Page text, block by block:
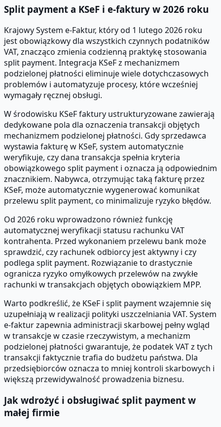
Split payment a KSeF i e-faktury w 2026 roku
Krajowy System e-Faktur, który od 1 lutego 2026 roku
jest obowiązkowy dla wszystkich czynnych podatników
VAT, znacząco zmienia codzienną praktykę stosowania
split payment. Integracja KSeF z mechanizmem
podzielonej płatności eliminuje wiele dotychczasowych
problemów i automatyzuje procesy, które wcześniej
wymagały ręcznej obsługi.
W środowisku KSeF faktury ustrukturyzowane zawierają
dedykowane pola dla oznaczenia transakcji objętych
mechanizmem podzielonej płatności. Gdy sprzedawca
wystawia fakturę w KSeF, system automatycznie
weryfikuje, czy dana transakcja spełnia kryteria
obowiązkowego split payment i oznacza ją odpowiednim
znacznikiem. Nabywca, otrzymując taką fakturę przez
KSeF, może automatycznie wygenerować komunikat
przelewu split payment, co minimalizuje ryzyko błędów.
Od 2026 roku wprowadzono również funkcję
automatycznej weryfikacji statusu rachunku VAT
kontrahenta. Przed wykonaniem przelewu bank może
sprawdzić, czy rachunek odbiorcy jest aktywny i czy
podlega split payment. Rozwiązanie to drastycznie
ogranicza ryzyko omyłkowych przelewów na zwykłe
rachunki w transakcjach objętych obowiązkiem MPP.
Warto podkreślić, że KSeF i split payment wzajemnie się
uzupełniają w realizacji polityki uszczelniania VAT. System
e-faktur zapewnia administracji skarbowej pełny wgląd
w transakcje w czasie rzeczywistym, a mechanizm
podzielonej płatności gwarantuje, że podatek VAT z tych
transakcji faktycznie trafia do budżetu państwa. Dla
przedsiębiorców oznacza to mniej kontroli skarbowych i
większą przewidywalność prowadzenia biznesu.
Jak wdrożyć i obsługiwać split payment w
małej firmie